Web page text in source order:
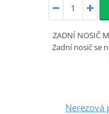
ZADNÍ NOSIČ
Zadní nosič se
Nerezová